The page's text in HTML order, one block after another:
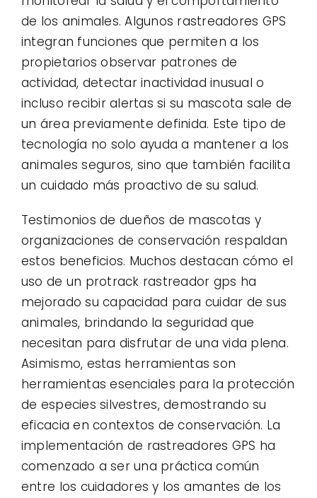
de los animales. Algunos rastreadores GPS
integran funciones que permiten a los
propietarios observar patrones de
actividad, detectar inactividad inusual o
incluso recibir alertas si su mascota sale de
un área previamente definida. Este tipo de
tecnología no solo ayuda a mantener a los
animales seguros, sino que también facilita
un cuidado más proactivo de su salud.
Testimonios de dueños de mascotas y
organizaciones de conservación respaldan
estos beneficios. Muchos destacan cómo el
uso de un protrack rastreador gps ha
mejorado su capacidad para cuidar de sus
animales, brindando la seguridad que
necesitan para disfrutar de una vida plena.
Asimismo, estas herramientas son
herramientas esenciales para la protección
de especies silvestres, demostrando su
eficacia en contextos de conservación. La
implementación de rastreadores GPS ha
comenzado a ser una práctica común
entre los cuidadores y los amantes de los